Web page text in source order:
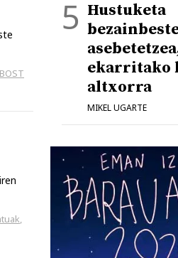
,
Hustuketa
ekarritako
altxorra
MIKEL UGARTE